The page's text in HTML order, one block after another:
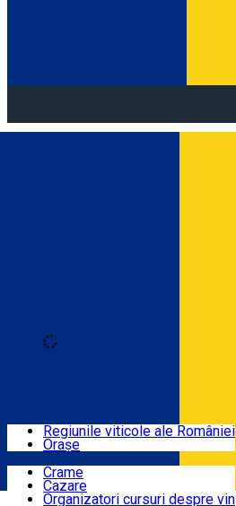
Locuri cu vin
Rute
Regiunile viticole ale României
Orașe
Crame
Cazare
Organizatori cursuri despre vin